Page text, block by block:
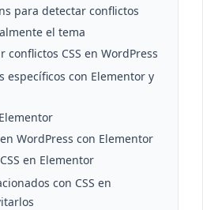
para detectar conflictos
el tema
conflictos CSS en WordPress
específicos con Elementor y
WordPress con Elementor
en Elementor
con CSS en